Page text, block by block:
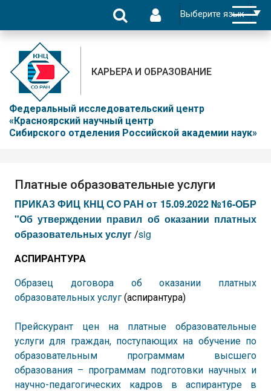
Федеральный исследовательский центр
«Красноярский научный центр
Сибирского отделения Российской академии наук»
КАРЬЕРА И ОБРАЗОВАНИЕ
Платные образовательные услуги
ПРИКАЗ ФИЦ КНЦ СО РАН от 15.09.2022 №16-ОБР
"Об утверждении правил об оказании платных
образовательных услуг /sig
АСПИРАНТУРА
Образец договора об оказании платных
образовательных услуг (аспирантура)
Прейскурант цен на платные образовательные
услуги для граждан, поступающих на обучение по
образовательным программам высшего
образования – программам подготовки научных и
научно-педагогических кадров в аспирантуре в